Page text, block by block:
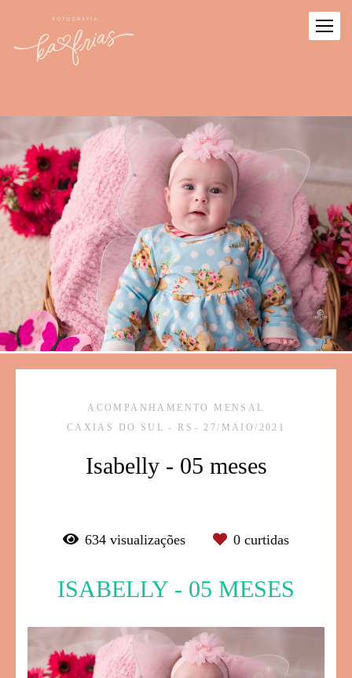
ACOMPANHAMENTO MENSAL
CAXIAS DO SUL - RS
27/MAIO/2021
Isabelly - 05 meses
634 visualizações 0 curtidas
ISABELLY - 05 MESES